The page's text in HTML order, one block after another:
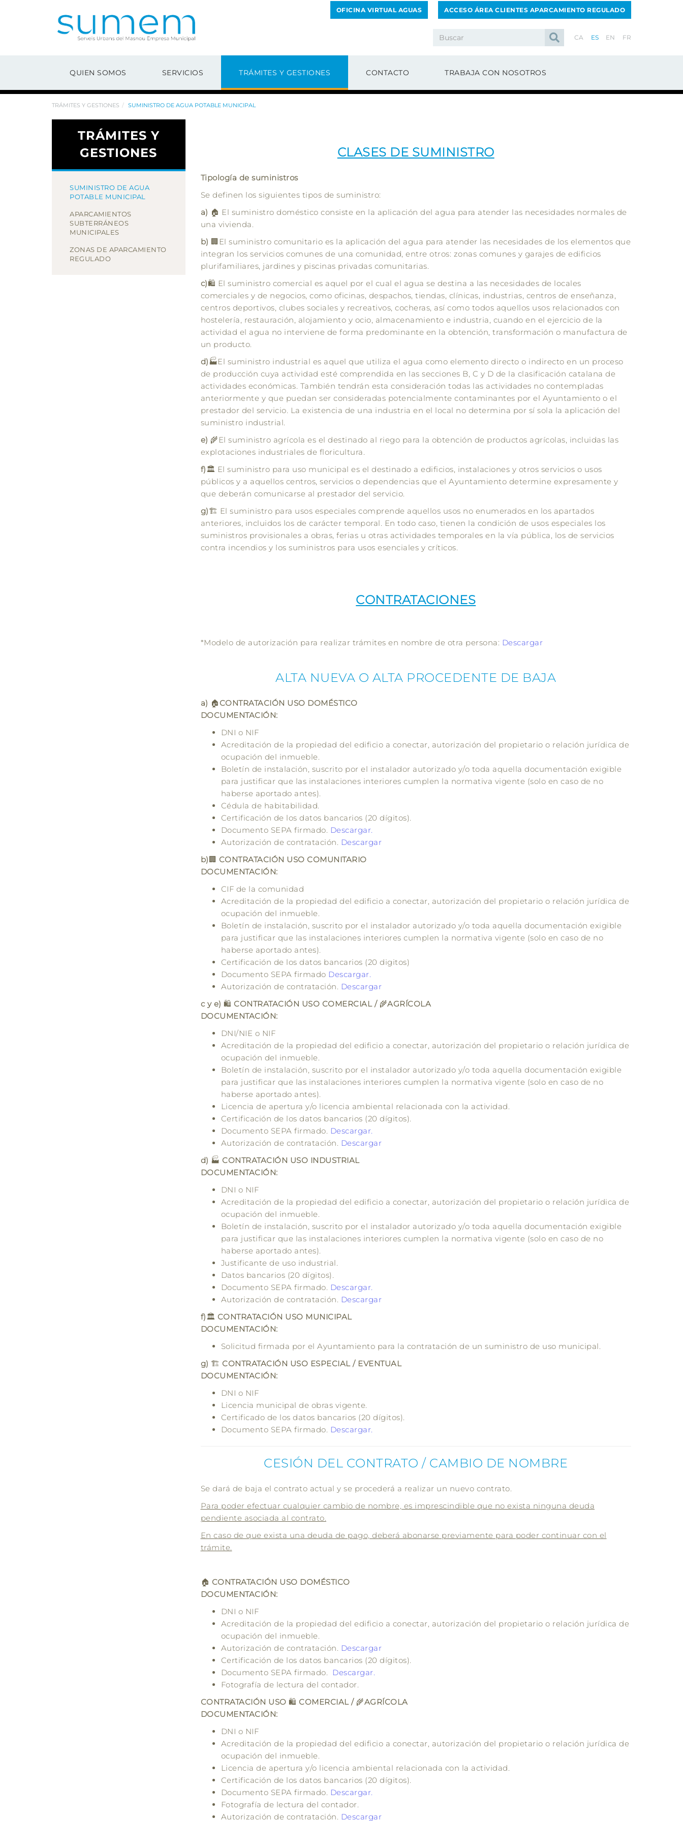
OFICINA VIRTUAL AGUAS ACCESO ÁREA CLIENTES APARCAMIENTO REGULADO
CA ES EN FR
QUIEN SOMOS SERVICIOS TRÁMITES Y GESTIONES CONTACTO TRABAJA CON NOSOTROS
TRÁMITES Y GESTIONES SUMINISTRO DE AGUA POTABLE MUNICIPAL
TRÁMITES Y
GESTIONES
SUMINISTRO DE AGUA
POTABLE MUNICIPAL
APARCAMIENTOS
SUBTERRÁNEOS
MUNICIPALES
ZONAS DE APARCAMIENTO
REGULADO
CLASES DE SUMINISTRO
Tipología de suministros
Se definen los siguientes tipos de suministro:
a) 🏠 El suministro doméstico consiste en la aplicación del agua para atender las necesidades normales de
una vivienda.
b) 🏢El suministro comunitario es la aplicación del agua para atender las necesidades de los elementos que
integran los servicios comunes de una comunidad, entre otros: zonas comunes y garajes de edificios
plurifamiliares, jardines y piscinas privadas comunitarias.
c)🛍️ El suministro comercial es aquel por el cual el agua se destina a las necesidades de locales
comerciales y de negocios, como oficinas, despachos, tiendas, clínicas, industrias, centros de enseñanza,
centros deportivos, clubes sociales y recreativos, cocheras, así como todos aquellos usos relacionados con
hostelería, restauración, alojamiento y ocio, almacenamiento e industria, cuando en el ejercicio de la
actividad el agua no interviene de forma predominante en la obtención, transformación o manufactura de
un producto.
d)🏭El suministro industrial es aquel que utiliza el agua como elemento directo o indirecto en un proceso
de producción cuya actividad esté comprendida en las secciones B, C y D de la clasificación catalana de
actividades económicas. También tendrán esta consideración todas las actividades no contempladas
anteriormente y que puedan ser consideradas potencialmente contaminantes por el Ayuntamiento o el
prestador del servicio. La existencia de una industria en el local no determina por sí sola la aplicación del
suministro industrial.
e) 🌾El suministro agrícola es el destinado al riego para la obtención de productos agrícolas, incluidas las
explotaciones industriales de floricultura.
f)🏛️ El suministro para uso municipal es el destinado a edificios, instalaciones y otros servicios o usos
públicos y a aquellos centros, servicios o dependencias que el Ayuntamiento determine expresamente y
que deberán comunicarse al prestador del servicio.
g)🏗️ El suministro para usos especiales comprende aquellos usos no enumerados en los apartados
anteriores, incluidos los de carácter temporal. En todo caso, tienen la condición de usos especiales los
suministros provisionales a obras, ferias u otras actividades temporales en la vía pública, los de servicios
contra incendios y los suministros para usos esenciales y críticos.
CONTRATACIONES
*Modelo de autorización para realizar trámites en nombre de otra persona: Descargar
ALTA NUEVA O ALTA PROCEDENTE DE BAJA
a) 🏠CONTRATACIÓN USO DOMÉSTICO
DOCUMENTACIÓN:
DNI o NIF
Acreditación de la propiedad del edificio a conectar, autorización del propietario o relación jurídica de
ocupación del inmueble.
Boletín de instalación, suscrito por el instalador autorizado y/o toda aquella documentación exigible
para justificar que las instalaciones interiores cumplen la normativa vigente (solo en caso de no
haberse aportado antes).
Cédula de habitabilidad.
Certificación de los datos bancarios (20 dígitos).
Documento SEPA firmado. Descargar.
Autorización de contratación. Descargar
b) 🏢 CONTRATACIÓN USO COMUNITARIO
DOCUMENTACIÓN:
CIF de la comunidad
Acreditación de la propiedad del edificio a conectar, autorización del propietario o relación jurídica de
ocupación del inmueble.
Boletín de instalación, suscrito por el instalador autorizado y/o toda aquella documentación exigible
para justificar que las instalaciones interiores cumplen la normativa vigente (solo en caso de no
haberse aportado antes).
Certificación de los datos bancarios (20 digitos)
Documento SEPA firmado Descargar.
Autorización de contratación. Descargar
c y e) 🛍️ CONTRATACIÓN USO COMERCIAL / 🌾AGRÍCOLA
DOCUMENTACIÓN:
DNI/NIE o NIF
Acreditación de la propiedad del edificio a conectar, autorización del propietario o relación jurídica de
ocupación del inmueble.
Boletín de instalación, suscrito por el instalador autorizado y/o toda aquella documentación exigible
para justificar que las instalaciones interiores cumplen la normativa vigente (solo en caso de no
haberse aportado antes).
Licencia de apertura y/o licencia ambiental relacionada con la actividad.
Certificación de los datos bancarios (20 dígitos).
Documento SEPA firmado. Descargar.
Autorización de contratación. Descargar
d) 🏭 CONTRATACIÓN USO INDUSTRIAL
DOCUMENTACIÓN:
DNI o NIF
Acreditación de la propiedad del edificio a conectar, autorización del propietario o relación jurídica de
ocupación del inmueble.
Boletín de instalación, suscrito por el instalador autorizado y/o toda aquella documentación exigible
para justificar que las instalaciones interiores cumplen la normativa vigente (solo en caso de no
haberse aportado antes).
Justificante de uso industrial.
Datos bancarios (20 dígitos).
Documento SEPA firmado. Descargar.
Autorización de contratación. Descargar
f)🏛️ CONTRATACIÓN USO MUNICIPAL
DOCUMENTACIÓN:
Solicitud firmada por el Ayuntamiento para la contratación de un suministro de uso municipal.
g) 🏗️ CONTRATACIÓN USO ESPECIAL / EVENTUAL
DOCUMENTACIÓN:
DNI o NIF
Licencia municipal de obras vigente.
Certificado de los datos bancarios (20 dígitos).
Documento SEPA firmado. Descargar.
CESIÓN DEL CONTRATO / CAMBIO DE NOMBRE
Se dará de baja el contrato actual y se procederá a realizar un nuevo contrato.
Para poder efectuar cualquier cambio de nombre, es imprescindible que no exista ninguna deuda
pendiente asociada al contrato.
En caso de que exista una deuda de pago, deberá abonarse previamente para poder continuar con el
trámite.
🏠 CONTRATACIÓN USO DOMÉSTICO
DOCUMENTACIÓN:
DNI o NIF
Acreditación de la propiedad del edificio a conectar, autorización del propietario o relación jurídica de
ocupación del inmueble.
Autorización de contratación. Descargar
Certificación de los datos bancarios (20 dígitos).
Documento SEPA firmado. Descargar.
Fotografía de lectura del contador.
CONTRATACIÓN USO 🛍️ COMERCIAL / 🌾AGRÍCOLA
DOCUMENTACIÓN:
DNI o NIF
Acreditación de la propiedad del edificio a conectar, autorización del propietario o relación jurídica de
ocupación del inmueble.
Licencia de apertura y/o licencia ambiental relacionada con la actividad.
Certificación de los datos bancarios (20 dígitos).
Documento SEPA firmado. Descargar.
Fotografía de lectura del contador.
Autorización de contratación. Descargar